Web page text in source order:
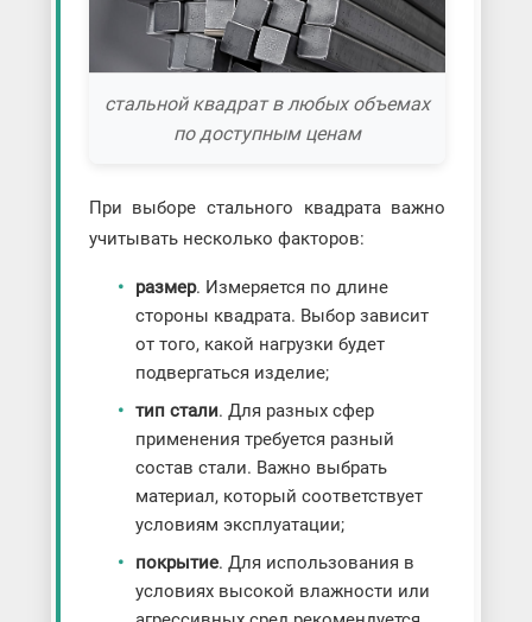
стальной квадрат в любых объемах
по доступным ценам
При выборе стального квадрата важно
учитывать несколько факторов:
размер. Измеряется по длине
стороны квадрата. Выбор зависит
от того, какой нагрузки будет
подвергаться изделие;
тип стали. Для разных сфер
применения требуется разный
состав стали. Важно выбрать
материал, который соответствует
условиям эксплуатации;
покрытие. Для использования в
условиях высокой влажности или